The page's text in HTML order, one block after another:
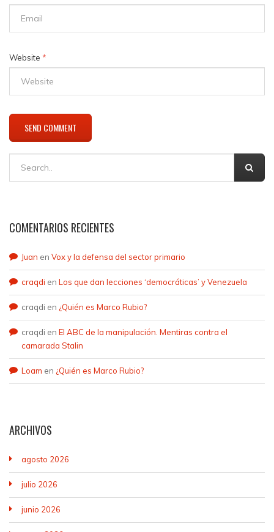
Website *
COMENTARIOS RECIENTES
Juan en Vox y la defensa del sector primario
craqdi en Los que dan lecciones ‘democráticas’ y Venezuela
craqdi en ¿Quién es Marco Rubio?
craqdi en El ABC de la manipulación. Mentiras contra el
camarada Stalin
Loam en ¿Quién es Marco Rubio?
ARCHIVOS
agosto 2026
julio 2026
junio 2026